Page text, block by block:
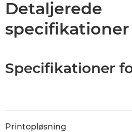
Detaljerede
specifikationer
Specifikationer
Printopløsning